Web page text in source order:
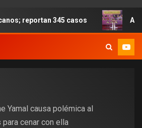
345 casos Anoche se
Yamal causa polémica al
cenar con ella